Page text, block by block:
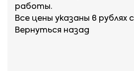
CHRYSLER 200,
300, Sebring;
работы.
Все цены указаны в рублях
Вернуться назад